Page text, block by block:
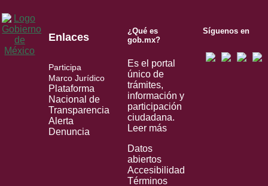
Enlaces
Participa
Marco Jurídico
Plataforma
Nacional de
Transparencia
Alerta
Denuncia
¿Qué es
gob.mx?
Es el portal
único de
trámites,
información y
participación
ciudadana.
Leer más
Datos
abiertos
Accesibilidad
Términos
Síguenos en